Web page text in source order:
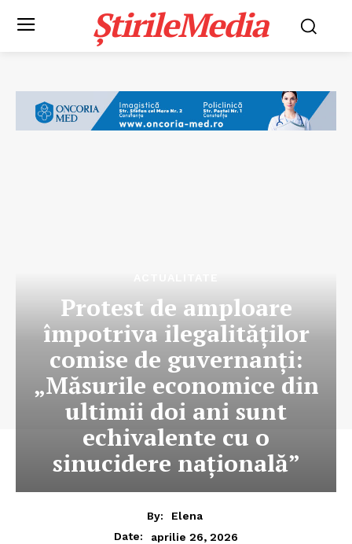
ȘtirileMedia
Protest de amploare
împotriva ilegalităților
comise de guvernanți:
„Măsurile economice din
ultimii doi ani sunt
echivalente cu o
sinucidere națională”
By:
Elena
Date:
aprilie 26, 2026